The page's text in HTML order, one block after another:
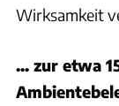
Wirksamkeit
... zur etwa